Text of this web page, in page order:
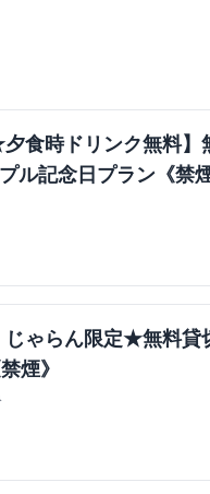
食時ドリンク無料
ル記念日プラン《禁
じゃらん限定★無料
煙》